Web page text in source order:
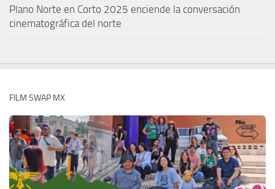
Plano Norte en Corto 2025 enciende la conversación
cinematográfica del norte
FILM SWAP MX